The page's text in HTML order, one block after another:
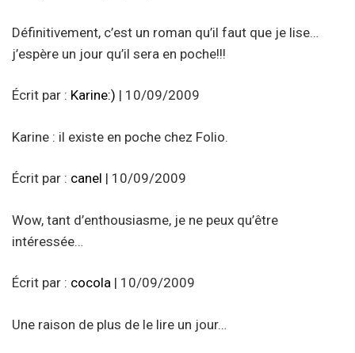
Définitivement, c’est un roman qu’il faut que je lise…
j’espère un jour qu’il sera en poche!!!
Écrit par : Karine:) | 10/09/2009
Karine : il existe en poche chez Folio.
Écrit par : canel | 10/09/2009
Wow, tant d’enthousiasme, je ne peux qu’être
intéressée…
Écrit par : cocola | 10/09/2009
Une raison de plus de le lire un jour…